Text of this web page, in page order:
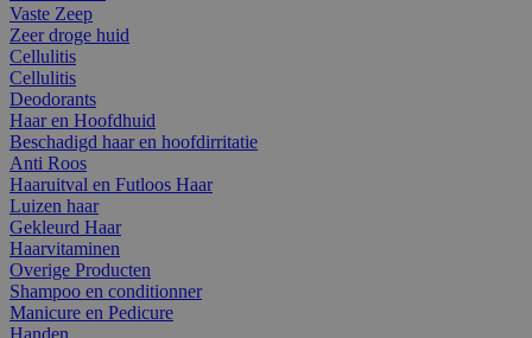
Vaste Zeep
Zeer droge huid
Cellulitis
Cellulitis
Deodorants
Haar en Hoofdhuid
Beschadigd haar en hoofdirritatie
Anti Roos
Haaruitval en Futloos Haar
Luizen haar
Gekleurd Haar
Haarvitaminen
Overige Producten
Shampoo en conditionner
Manicure en Pedicure
Handen